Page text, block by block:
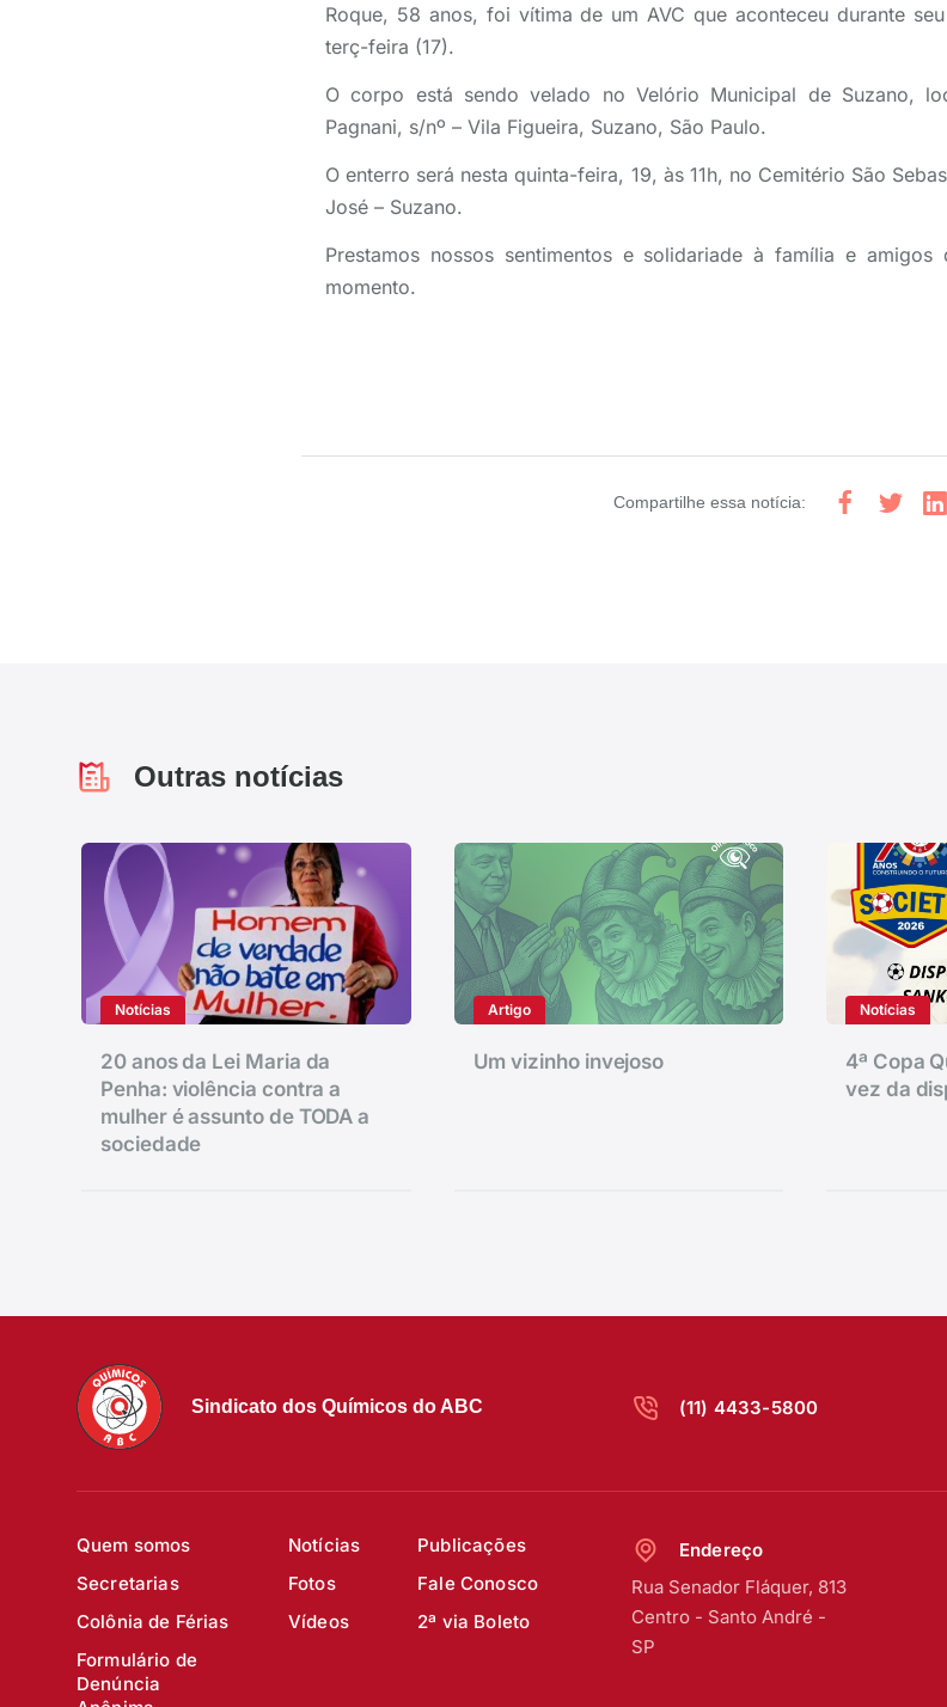
Roque, 58 anos, foi vítima de um AVC que aconteceu durante
terç-feira (17).
O corpo está sendo velado no Velório Municipal de Suzano,
Pagnani, s/nº – Vila Figueira, Suzano, São Paulo.
O enterro será nesta quinta-feira, 19, às 11h, no Cemitério São
José – Suzano.
Prestamos nossos sentimentos e solidariade à família e
momento.
Compartilhe essa notícia:
Outras notícias
Notícias
20 anos da Lei Maria da
Penha: violência contra a
mulher é assunto de TODA a
sociedade
Artigo
Um vizinho invejoso
Notícias
4ª Copa
vez da
Sindicato dos Químicos do ABC (11) 4433-5800
Quem somos Notícias
Publicações
Secretarias
Fotos
Fale Conosco
Colônia de Férias
Vídeos
2ª via Boleto
Formulário de
Denúncia
Endereço
Rua Senador Fláquer, 813
Centro - Santo André -
SP